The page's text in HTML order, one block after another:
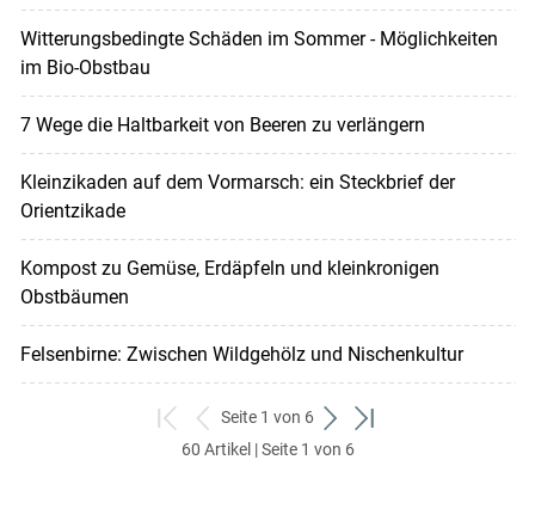
Witterungsbedingte Schäden im Sommer - Möglichkeiten
im Bio-Obstbau
7 Wege die Haltbarkeit von Beeren zu verlängern
Kleinzikaden auf dem Vormarsch: ein Steckbrief der
Orientzikade
Kompost zu Gemüse, Erdäpfeln und kleinkronigen
Obstbäumen
Felsenbirne: Zwischen Wildgehölz und Nischenkultur
zum
ersten
zurück
zum
Seite 1 von 6
weiter
zum
zum
60 Artikel | Seite 1 von 6